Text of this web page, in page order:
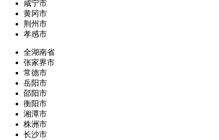
咸宁市
黄冈市
荆州市
孝感市
全湖南省
张家界市
常德市
岳阳市
邵阳市
衡阳市
湘潭市
株洲市
长沙市